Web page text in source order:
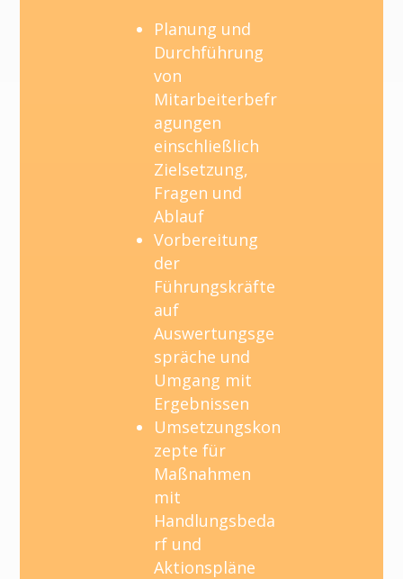
Planung und
Durchführung
von
Mitarbeiterbefr
agungen
einschließlich
Zielsetzung,
Fragen und
Ablauf
Vorbereitung
der
Führungskräfte
auf
Auswertungsge
spräche und
Umgang mit
Ergebnissen
Umsetzungskon
zepte für
Maßnahmen
mit
Handlungsbeda
rf und
Aktionspläne